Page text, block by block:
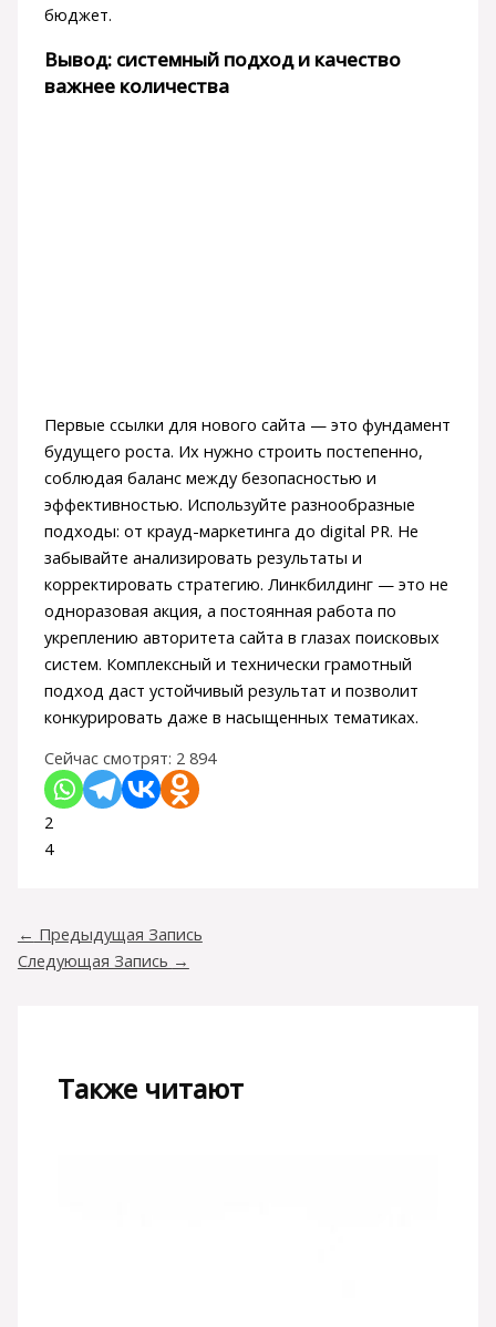
бюджет.
Вывод: системный подход и качество
важнее количества
Первые ссылки для нового сайта — это фундамент
будущего роста. Их нужно строить постепенно,
соблюдая баланс между безопасностью и
эффективностью. Используйте разнообразные
подходы: от крауд-маркетинга до digital PR. Не
забывайте анализировать результаты и
корректировать стратегию. Линкбилдинг — это не
одноразовая акция, а постоянная работа по
укреплению авторитета сайта в глазах поисковых
систем. Комплексный и технически грамотный
подход даст устойчивый результат и позволит
конкурировать даже в насыщенных тематиках.
Сейчас смотрят: 2 894
2
4
← Предыдущая Запись
Следующая Запись →
Также читают